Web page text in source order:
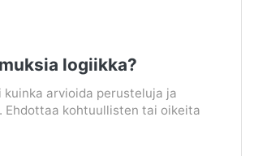
logiikka?
arvioida perusteluja ja
Ehdottaa kohtuullisten tai oikeita